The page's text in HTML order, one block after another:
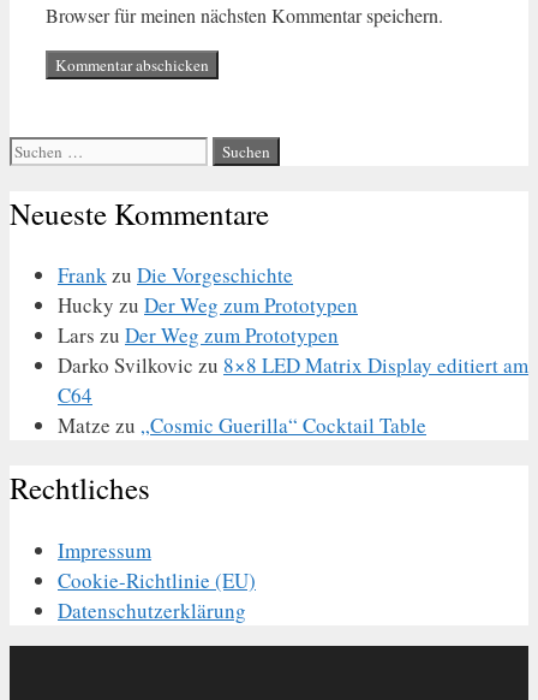
Browser für meinen nächsten Kommentar speichern.
Suche
Neueste Kommentare
Frankzu Die Vorgeschichte
Hucky zu Der Weg zum Prototypen
Lars zu Der Weg zum Prototypen
Darko Svilkovic zu 8×8 LED Matrix Display editiert am
C64
Matze zu „Cosmic Guerilla“ Cocktail Table
Rechtliches
Impressum
Cookie-Richtlinie (EU)
Datenschutzerklärung